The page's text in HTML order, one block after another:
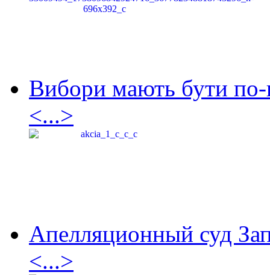
Вибори мають бути по-
<...>
Апелляционный суд
<...>